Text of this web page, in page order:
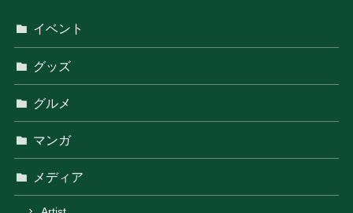
イベント
グッズ
グルメ
マンガ
メディア